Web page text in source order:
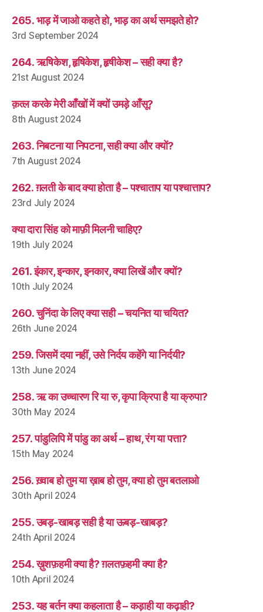
265. भाड़ में जाओ कहते हो, भाड़ का अर्थ समझते हो?
3rd September 2024
264. ऋषिकेश, हृषिकेश, हृषीकेश – सही क्या है?
21st August 2024
क़त्ल करके मेरी आँखों में क्यों उमड़े आँसू?
8th August 2024
263. निबटना या निपटना, सही क्या और क्यों?
7th August 2024
262. ग़लती के बाद क्या होता है – पश्चाताप या पश्चात्ताप?
23rd July 2024
क्या दारा सिंह को माफ़ी मिलनी चाहिए?
19th July 2024
261. इंकार, इन्कार, इनकार, क्या लिखें और क्यों?
10th July 2024
260. चुनिंदा के लिए क्या सही – चयनित या चयित?
26th June 2024
259. जिसमें दया नहीं, उसे निर्दय कहेंगे या निर्दयी?
13th June 2024
258. ऋ का उच्चारण रि या रु, कृपा क्रिपा है या क्रुपा?
30th May 2024
257. पांडुलिपि में पांडु का अर्थ – हाथ, रंग या पत्ता?
15th May 2024
256. ख़्वाब हो तुम या ख़ाब हो तुम, क्या हो तुम बतलाओ
30th April 2024
255. उबड़-खाबड़ सही है या ऊबड़-खाबड़?
24th April 2024
254. ख़ुशफ़हमी क्या है? ग़लतफ़हमी क्या है?
10th April 2024
253. यह बर्तन क्या कहलाता है – कड़ाही या कढ़ाही?